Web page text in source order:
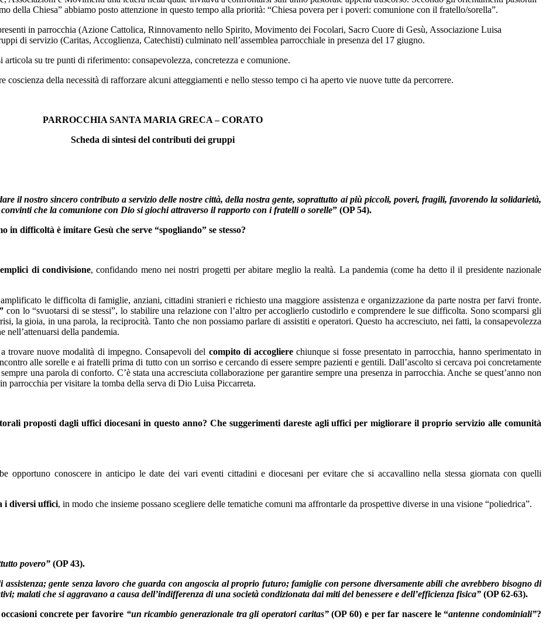
della Chiesa” abbiamo posto attenzione in questo tempo alla priorità: “Chiesa povera per i poveri: comunione con il fratello/sorella”.
in parrocchia (Azione Cattolica, Rinnovamento nello Spirito, Movimento dei Focolari, Sacro Cuore di Gesù, Associazione Luisa
di servizio (Caritas, Accoglienza, Catechisti) culminato nell’assemblea parrocchiale in presenza del 17 giugno.
su tre punti di riferimento: consapevolezza, concretezza e comunione.
della necessità di rafforzare alcuni atteggiamenti e nello stesso tempo ci ha aperto vie nuove tutte da percorrere.
PARROCCHIA SANTA MARIA GRECA – CORATO
Scheda di sintesi del contributi dei gruppi
il nostro sincero contributo a servizio delle nostre città, della nostra gente, soprattutto ai più piccoli, poveri, fragili, favorendo la solidarietà,
che la comunione con Dio si giochi attraverso il rapporto con i fratelli o sorelle” (OP 54).
in difficoltà è imitare Gesù che serve “spogliando” se stesso?
di condivisione, confidando meno nei nostri progetti per abitare meglio la realtà. La pandemia (come ha detto il il presidente nazionale
le difficolta di famiglie, anziani, cittadini stranieri e richiesto una maggiore assistenza e organizzazione da parte nostra per farvi fronte.
con lo “svuotarsi di se stessi”, lo stabilire una relazione con l’altro per accoglierlo custodirlo e comprendere le sue difficolta. Sono scomparsi gli
la gioia, in una parola, la reciprocità. Tanto che non possiamo parlare di assistiti e operatori. Questo ha accresciuto, nei fatti, la consapevolezza
nell’attenuarsi della pandemia.
trovare nuove modalità di impegno. Consapevoli del compito di accogliere chiunque si fosse presentato in parrocchia, hanno sperimentato in
alle sorelle e ai fratelli prima di tutto con un sorriso e cercando di essere sempre pazienti e gentili. Dall’ascolto si cercava poi concretamente
una parola di conforto. C’è stata una accresciuta collaborazione per garantire sempre una presenza in parrocchia. Anche se quest’anno non
parrocchia per visitare la tomba della serva di Dio Luisa Piccarreta.
proposti dagli uffici diocesani in questo anno? Che suggerimenti dareste agli uffici per migliorare il proprio servizio alle comunità
opportuno conoscere in anticipo le date dei vari eventi cittadini e diocesani per evitare che si accavallino nella stessa giornata con quelli
i diversi uffici, in modo che insieme possano scegliere delle tematiche comuni ma affrontarle da prospettive diverse in una visione “poliedrica”.
povero” (OP 43).
gente senza lavoro che guarda con angoscia al proprio futuro; famiglie con persone diversamente abili che avrebbero bisogno di
malati che si aggravano a causa dell’indifferenza di una società condizionata dai miti del benessere e dell’efficienza fisica” (OP 62-63).
concrete per favorire “un ricambio generazionale tra gli operatori caritas”(OP 60) e per far nascere le “antenne condominiali”?